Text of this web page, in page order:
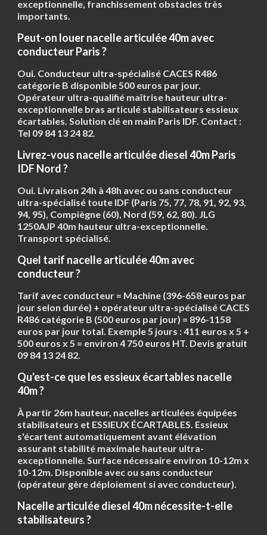
exceptionnelle, franchissement obstacles très
importants.
Peut-on louer nacelle articulée 40m avec
conducteur Paris ?
Oui. Conducteur ultra-spécialisé CACES R486
catégorie B disponible 500 euros par jour.
Opérateur ultra-qualifié maîtrise hauteur ultra-
exceptionnelle bras articulé stabilisateurs essieux
écartables. Solution clé en main Paris IDF. Contact :
Tel 09 84 13 24 82.
Livrez-vous nacelle articulée diesel 40m Paris
IDF Nord ?
Oui. Livraison 24h à 48h avec ou sans conducteur
ultra-spécialisé toute IDF (Paris 75, 77, 78, 91, 92, 93,
94, 95), Compiègne (60), Nord (59, 62, 80). JLG
1250AJP 40m hauteur ultra-exceptionnelle.
Transport spécialisé.
Quel tarif nacelle articulée 40m avec
conducteur ?
Tarif avec conducteur = Machine (396-658 euros par
jour selon durée) + opérateur ultra-spécialisé CACES
R486 catégorie B (500 euros par jour) = 896-1158
euros par jour total. Exemple 5 jours : 411 euros x 5 +
500 euros x 5 = environ 4 750 euros HT. Devis gratuit
09 84 13 24 82.
Qu'est-ce que les essieux écartables nacelle
40m ?
À partir 26m hauteur, nacelles articulées équipées
stabilisateurs et ESSIEUX ÉCARTABLES. Essieux
s'écartent automatiquement avant élévation
assurant stabilité maximale hauteur ultra-
exceptionnelle. Surface nécessaire environ 10-12m x
10-12m. Disponible avec ou sans conducteur
(opérateur gère déploiement si avec conducteur).
Nacelle articulée diesel 40m nécessite-t-elle
stabilisateurs ?